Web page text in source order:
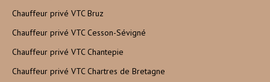
Chauffeur privé VTC Bruz
Chauffeur privé VTC Cesson-Sévigné
Chauffeur privé VTC Chantepie
Chauffeur privé VTC Chartres de Bretagne